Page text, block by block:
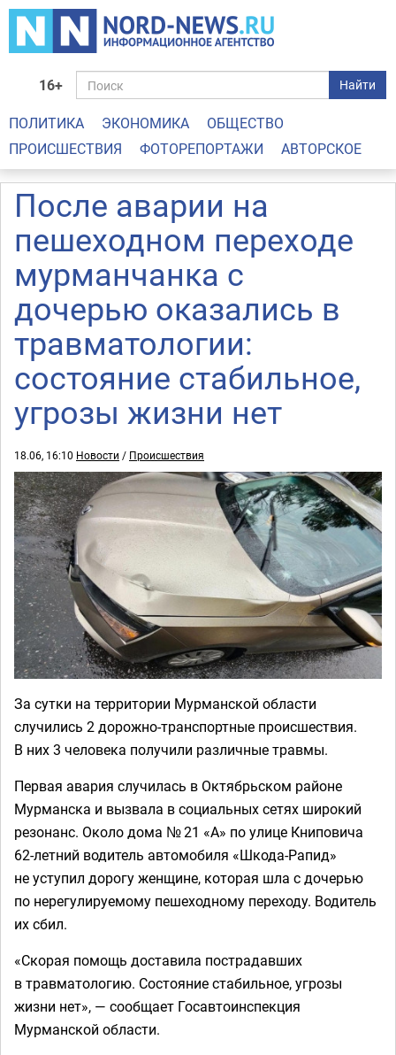
16+ Найти
ПОЛИТИКА ЭКОНОМИКА
ОБЩЕСТВО
ПРОИСШЕСТВИЯ
ФОТОРЕПОРТАЖИ АВТОРСКОЕ
После аварии на
пешеходном переходе
мурманчанка с
дочерью оказались в
травматологии:
состояние стабильное,
угрозы жизни нет
18.06, 16:10 Новости / Происшествия
За сутки на территории Мурманской области
случились 2 дорожно-транспортные происшествия.
В них 3 человека получили различные травмы.
Первая авария случилась в Октябрьском районе
Мурманска и вызвала в социальных сетях широкий
резонанс. Около дома № 21 «А» по улице Книповича
62-летний водитель автомобиля «Шкода-Рапид»
не уступил дорогу женщине, которая шла с дочерью
по нерегулируемому пешеходному переходу. Водитель
их сбил.
«Скорая помощь доставила пострадавших
в травматологию. Состояние стабильное, угрозы
жизни нет», — сообщает Госавтоинспекция
Мурманской области.